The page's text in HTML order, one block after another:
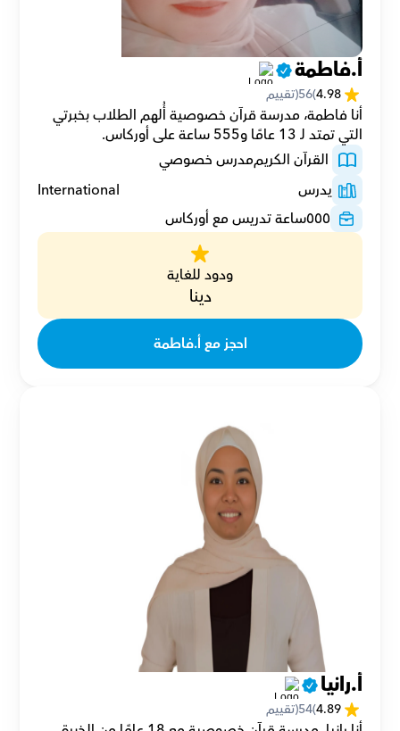
أ.فاطمة
4.98
(
56(تقييم
التي تمتد لـ 13 عامًا و555 ساعة على أوركاس.
القرآن الكريممدرس خصوصي
يدرس
International
٥٥٥ساعة تدريس مع أوركاس
ودود للغاية
دينا
احجز مع أ.فاطمة
أ.رانيا
4.89
(
54(تقييم